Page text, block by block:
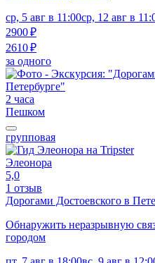
ср, 5 авг в 11:00ср, 12 авг в
2900 ₽
2610 ₽
за одного
2 часа
Пешком
групповая
Элеонора
5,0
1 отзыв
Дорогами Достоевского в
Обнаружить неразрывную
городом